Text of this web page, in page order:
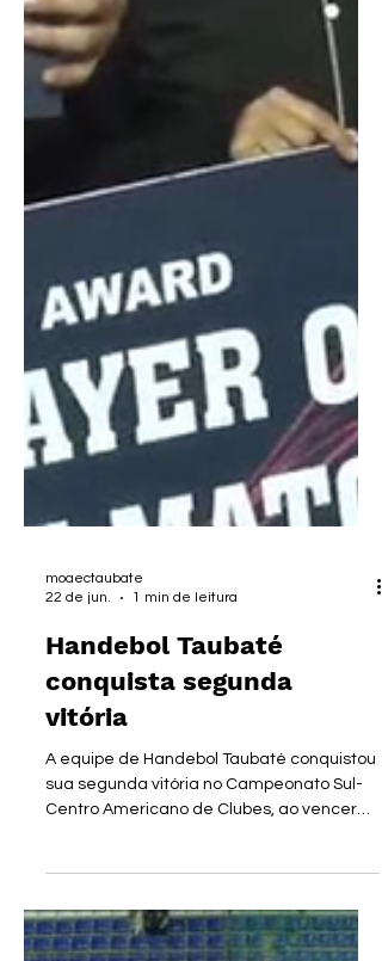
moaectaubate
22 de jun.
Handebol Taubaté
conquista segunda
sua segunda vitória no Campeonato Sul-
Centro Americano de Clubes, ao vencer